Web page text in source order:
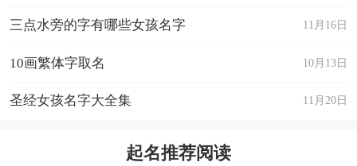
11月16日
三点水旁的字有哪些女孩名字
10月13日
10画繁体字取名
11月20日
圣经女孩名字大全集
起名推荐阅读